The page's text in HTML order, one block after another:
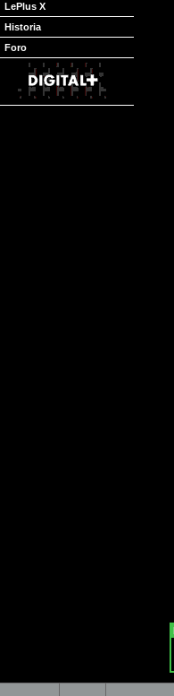
LePlus X
Historia
Foro